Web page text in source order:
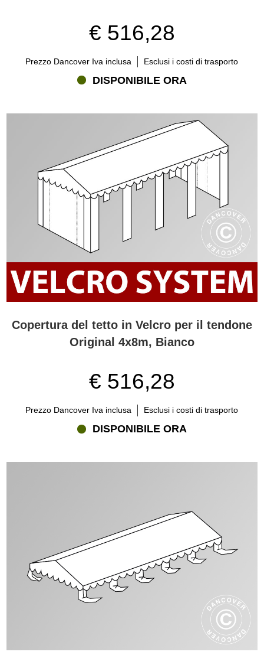
€ 516,28
Prezzo Dancover Iva inclusa Esclusi i costi di trasporto
DISPONIBILE ORA
Copertura del tetto in Velcro per il tendone
Original 4x8m, Bianco
€ 516,28
Prezzo Dancover Iva inclusa Esclusi i costi di trasporto
DISPONIBILE ORA